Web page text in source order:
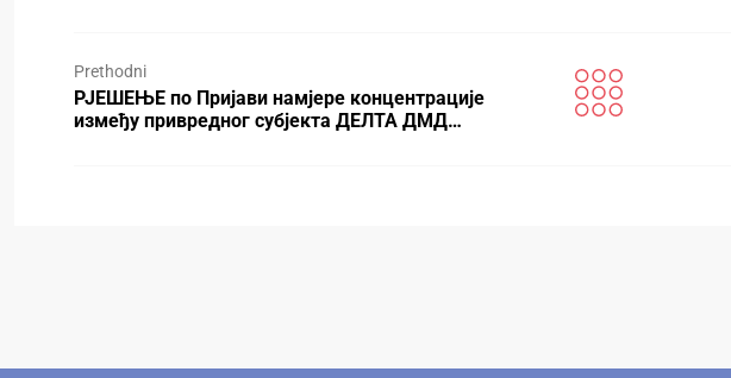
Prethodni
РЈЕШЕЊЕ по Пријави намјере концентрације
између привредног субјекта ДЕЛТА ДМД…